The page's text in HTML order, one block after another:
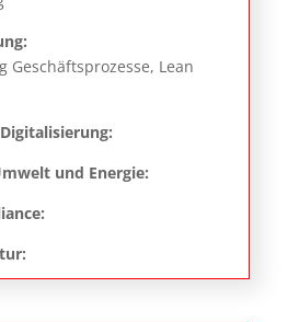
Geschäftsprozesse, Lean
und Energie: